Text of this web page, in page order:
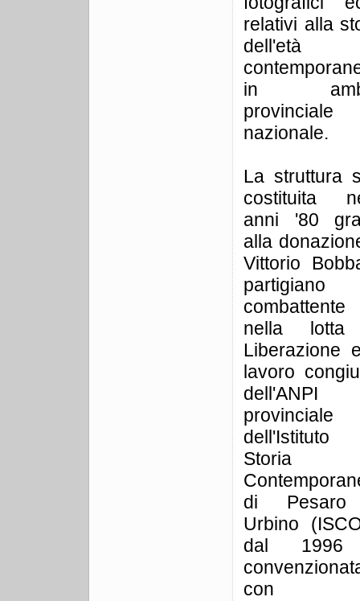
relativi alla
dell'età
in
nazionale.
La struttura
costituita
anni '80
alla
Vittorio
partigiano
combattente
nella
Liberazione
lavoro
dell'ANPI
Storia
di
Urbino
dal
con